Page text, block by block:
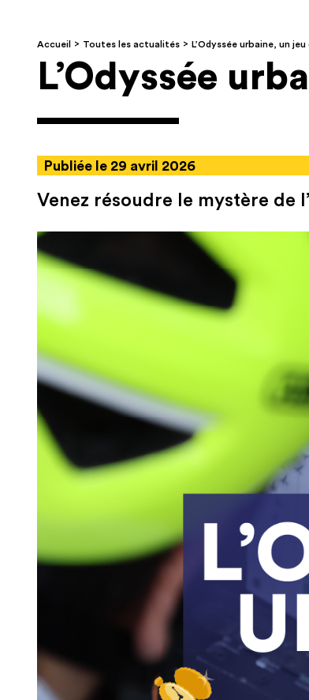
Accueil Toutes les actualités L’Odyssée urbaine, un
L’Odyssée
Publiée le 29 avril 2026
Venez résoudre le mystère de